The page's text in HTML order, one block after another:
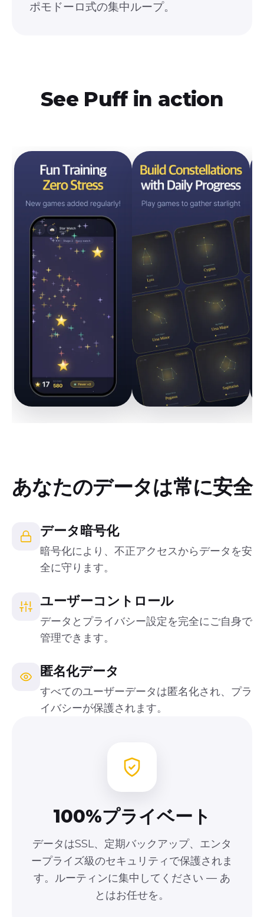
ポモドーロ式の集中ループ。
See Puffin action
あなたのデータは常に安全
データ暗号化
暗号化により、不正アクセスからデータを安
全に守ります。
ユーザーコントロール
データとプライバシー設定を完全にご自身で
管理できます。
匿名化データ
すべてのユーザーデータは匿名化され、プラ
イバシーが保護されます。
100%プライベート
データはSSL、定期バックアップ、エンタ
ープライズ級のセキュリティで保護されま
す。ルーティンに集中してください — あ
とはお任せを。